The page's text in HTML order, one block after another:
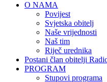
O NAMA
Povijest
Svjetska obitelj
Naše vrijednosti
Naš tim
Riječ urednika
Postani član obitelji
PROGRAM
Stupovi programa